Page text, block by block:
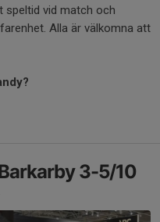
speltid vid match och
Alla är välkomna att
3-5/10